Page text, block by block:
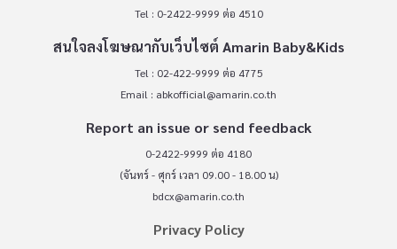
Tel : 0-2422-9999 ต่อ 4510
สนใจลงโฆษณากับเว็บไซต์ Amarin Baby&Kids
Tel : 02-422-9999 ต่อ 4775
Email : abkofficial@amarin.co.th
Report an issue or send feedback
0-2422-9999 ต่อ 4180
(จันทร์ - ศุกร์ เวลา 09.00 - 18.00 น)
bdcx@amarin.co.th
Privacy Policy